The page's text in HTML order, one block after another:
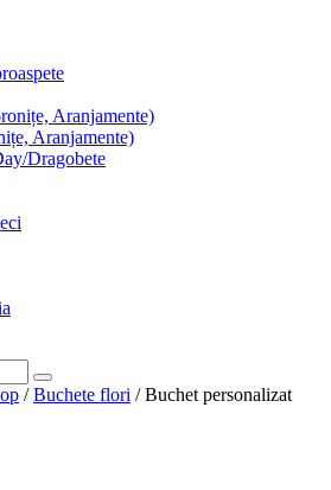
Aranjamente)
Aranjamente)
Dragobete
/Buchete flori / Buchet personalizat